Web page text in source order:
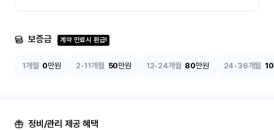
보증금 계약 만료시 환급!
1개월 0만원 2-11개월 50만원 12-24개월 80만원 24-36개월
정비/관리 제공 혜택